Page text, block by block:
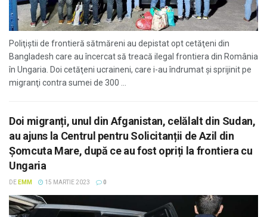
Poliţiştii de frontieră sătmăreni au depistat opt cetăţeni din
Bangladesh care au încercat să treacă ilegal frontiera din România
în Ungaria. Doi cetăţeni ucraineni, care i-au îndrumat şi sprijinit pe
migranţi contra sumei de 300 ...
Doi migranți, unul din Afganistan, celălalt din Sudan,
au ajuns la Centrul pentru Solicitanții de Azil din
Şomcuta Mare, după ce au fost opriți la frontiera cu
Ungaria
DE EMM 15 MARTIE 2023 0